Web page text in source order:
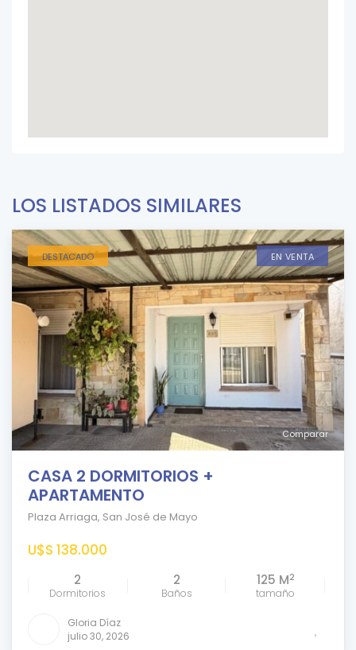
LOS LISTADOS SIMILARES
Comparar
DESTACADO EN VENTA
CASA 2 DORMITORIOS +
APARTAMENTO
Plaza Arriaga, San José de Mayo
U$S 138.000
2
Dormitorios
2
Baños
125 M2
tamaño
Gloria Díaz
julio 30, 2026